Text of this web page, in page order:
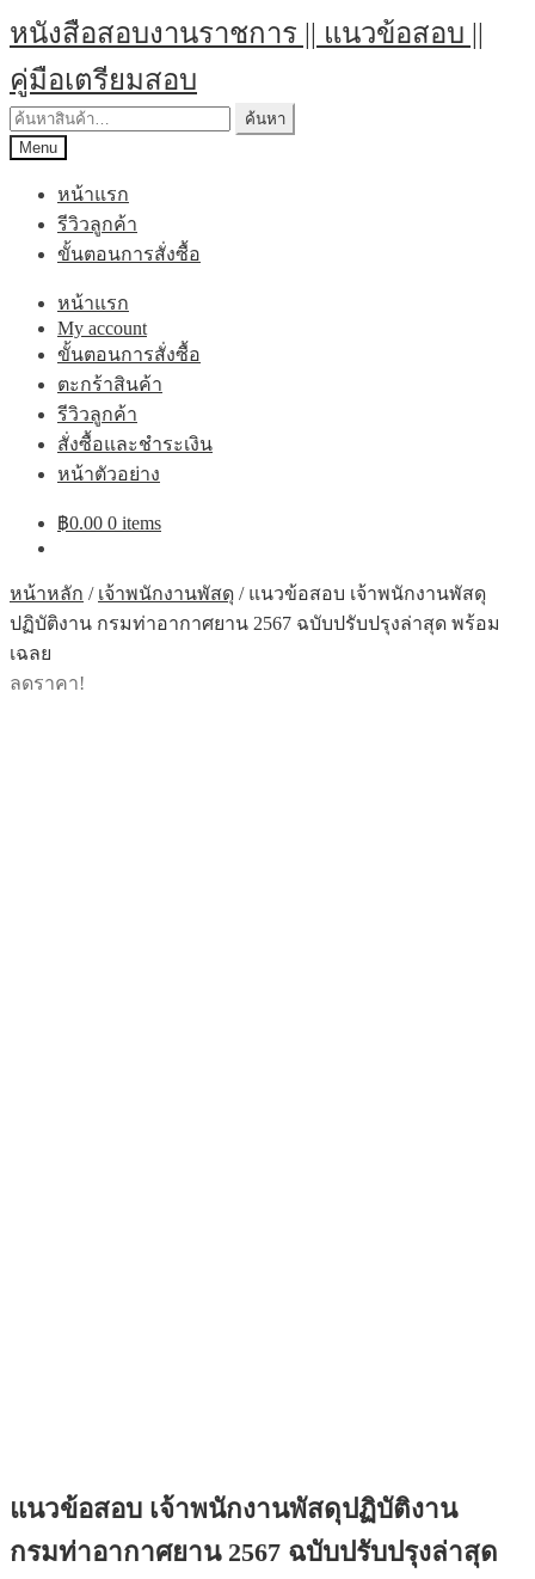
หนังสือสอบงานราชการ || แนวข้อสอบ ||
คู่มือเตรียมสอบ
ค้นหา
Menu
หน้าแรก
รีวิวลูกค้า
ขั้นตอนการสั่งซื้อ
หน้าแรก
My account
ขั้นตอนการสั่งซื้อ
ตะกร้าสินค้า
รีวิวลูกค้า
สั่งซื้อและชำระเงิน
หน้าตัวอย่าง
฿0.00 0 items
หน้าหลัก / เจ้าพนักงานพัสดุ / แนวข้อสอบ เจ้าพนักงานพัสดุ
ปฏิบัติงาน กรมท่าอากาศยาน 2567 ฉบับปรับปรุงล่าสุด พร้อม
เฉลย
ลดราคา!
แนวข้อสอบ เจ้าพนักงานพัสดุปฏิบัติงาน
กรมท่าอากาศยาน 2567 ฉบับปรับปรุงล่าสุด